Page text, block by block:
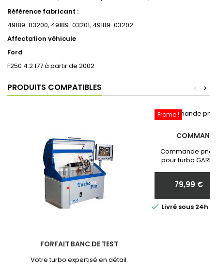
Référence fabricant :
49189-03200, 49189-03201, 49189-03202
Affectation véhicule
Ford
F250 4.2 177 à partir de 2002
PRODUITS COMPATIBLES >
<
FORFAIT BANC DE TEST
Votre turbo expertisé en détail.
Promo !
Commande
pour turbo
Prix
79,99 €
 Livré sous 24h